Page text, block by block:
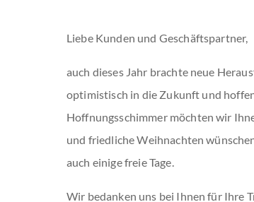
Liebe Kunden und Geschäftspartner,
auch dieses Jahr brachte neue
optimistisch in die Zukunft und
Hoffnungsschimmer möchten wir
und friedliche Weihnachten
auch einige freie Tage.
Wir bedanken uns bei Ihnen für Ihre